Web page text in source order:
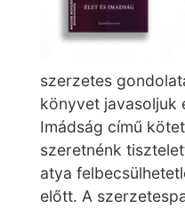
szerzetes
könyvet javasoljuk
Imádság című
szeretnénk
atya
előtt. A